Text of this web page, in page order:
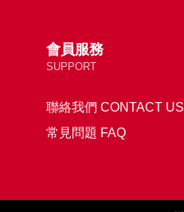
會員服務
SUPPORT
聯絡我們 CONTACT US
常見問題 FAQ